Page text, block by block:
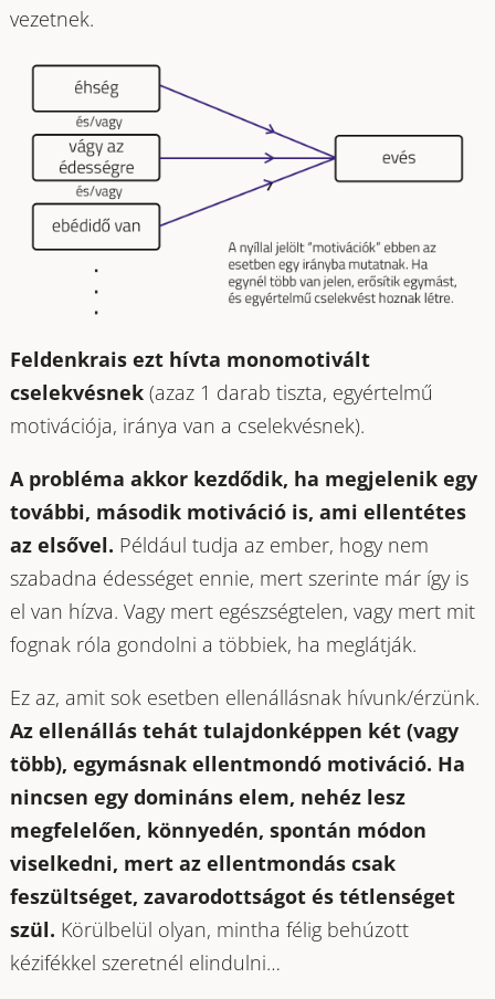
vezetnek.
Feldenkrais ezt hívta monomotivált
cselekvésnek(azaz 1 darab tiszta, egyértelmű
motivációja, iránya van a cselekvésnek).
A probléma akkor kezdődik, ha megjelenik egy
további, második motiváció is, ami ellentétes
az elsővel. Például tudja az ember, hogy nem
szabadna édességet ennie, mert szerinte már így is
el van hízva. Vagy mert egészségtelen, vagy mert mit
fognak róla gondolni a többiek, ha meglátják.
Ez az, amit sok esetben ellenállásnak hívunk/érzünk.
Az ellenállás tehát tulajdonképpen két (vagy
több), egymásnak ellentmondó motiváció. Ha
nincsen egy domináns elem, nehéz lesz
megfelelően, könnyedén, spontán módon
viselkedni, mert az ellentmondás csak
feszültséget, zavarodottságot és tétlenséget
szül. Körülbelül olyan, mintha félig behúzott
kézifékkel szeretnél elindulni…